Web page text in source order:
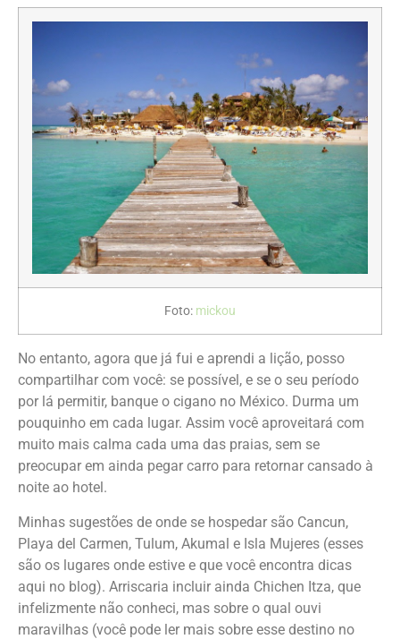
Foto: mickou
No entanto, agora que já fui e aprendi a lição, posso
compartilhar com você: se possível, e se o seu período
por lá permitir, banque o cigano no México. Durma um
pouquinho em cada lugar. Assim você aproveitará com
muito mais calma cada uma das praias, sem se
preocupar em ainda pegar carro para retornar cansado à
noite ao hotel.
Minhas sugestões de onde se hospedar são Cancun,
Playa del Carmen, Tulum, Akumal e Isla Mujeres (esses
são os lugares onde estive e que você encontra dicas
aqui no blog). Arriscaria incluir ainda Chichen Itza, que
infelizmente não conheci, mas sobre o qual ouvi
maravilhas (você pode ler mais sobre esse destino no